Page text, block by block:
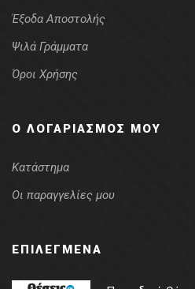
Έξοδα Αποστολής
Ψιλά Γράμματα
Όροι Χρήσης
Ο ΛΟΓΑΡΙΑΣΜΌΣ ΜΟΥ
Κατάστημα
Οι παραγγελίες μου
ΕΠΙΛΕΓΜΈΝΑ